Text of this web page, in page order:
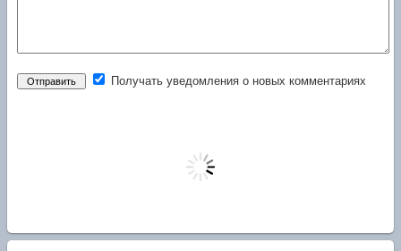
Получать уведомления о новых комментариях